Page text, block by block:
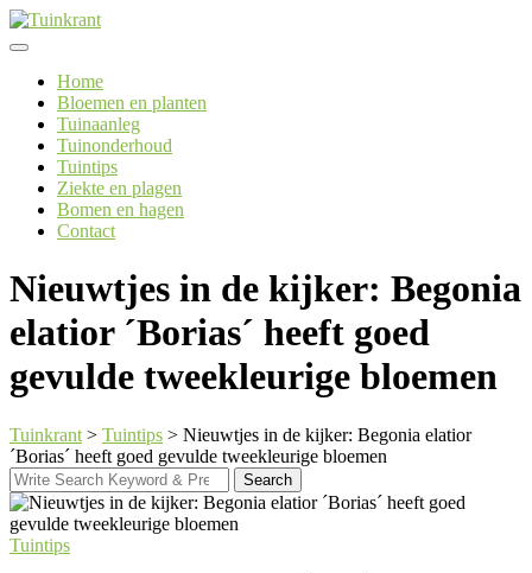
Skip
to
Home
Bloemen en planten
Tuinaanleg
Tuinonderhoud
Tuintips
Ziekte en plagen
Bomen en hagen
Contact
Nieuwtjes in de kijker: Begonia
elatior ´Borias´ heeft goed
gevulde tweekleurige bloemen
Tuinkrant > Tuintips > Nieuwtjes in de kijker: Begonia elatior
´Borias´ heeft goed gevulde tweekleurige bloemen
Search
for:
Search
Tuintips